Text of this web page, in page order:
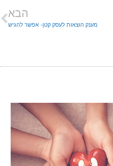
הבא
מענק הוצאות לעסק קטן- אפשר להגיש